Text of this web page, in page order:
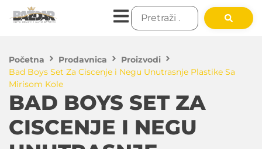
Početna Prodavnica
Proizvodi
Bad Boys Set Za Ciscenje i Negu Unutrasnje Plastike Sa
Mirisom Kole
BAD BOYS SET ZA
CISCENJE I NEGU